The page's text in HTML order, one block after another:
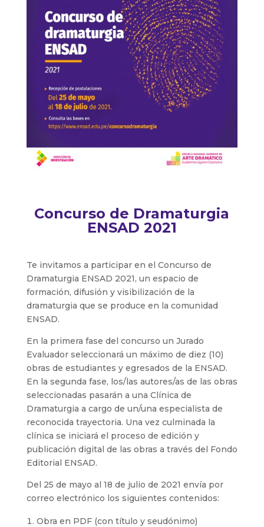
Concurso de Dramaturgia
ENSAD 2021
Te invitamos a participar en el Concurso de
Dramaturgia ENSAD 2021, un espacio de
formación, difusión y visibilización de la
dramaturgia que se produce en la comunidad
ENSAD.
En la primera fase del concurso un Jurado
Evaluador seleccionará un máximo de diez (10)
obras de estudiantes y egresados de la ENSAD.
En la segunda fase, los/las autores/as de las obras
seleccionadas pasarán a una Clínica de
Dramaturgia a cargo de un/una especialista de
reconocida trayectoria. Una vez culminada la
clínica se iniciará el proceso de edición y
publicación digital de las obras a través del Fondo
Editorial ENSAD.
Del 25 de mayo al 18 de julio de 2021 envía por
correo electrónico los siguientes contenidos:
Obra en PDF (con título y seudónimo)